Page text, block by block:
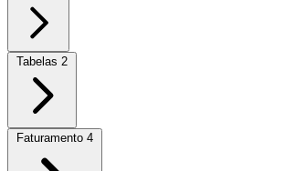
Tabelas 2
Faturamento 4